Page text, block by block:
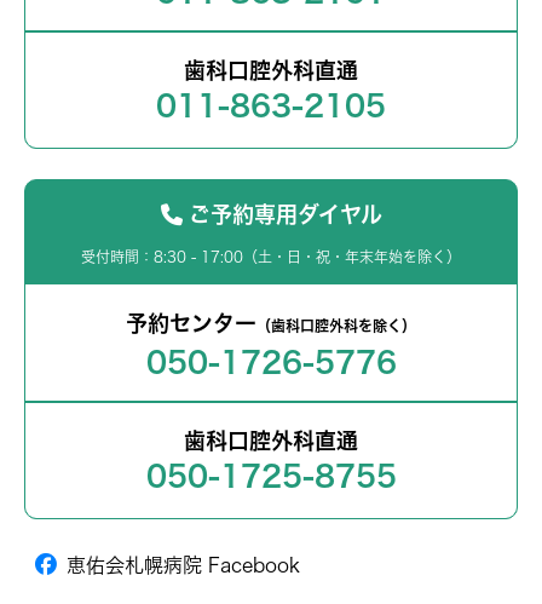
歯科口腔外科直通
011-863-2105
ご予約専用ダイヤル
受付時間：8:30 - 17:00（土・日・祝・年末年始を除く）
予約センター （歯科口腔外科を除く）
050-1726-5776
歯科口腔外科直通
050-1725-8755
恵佑会札幌病院 Facebook